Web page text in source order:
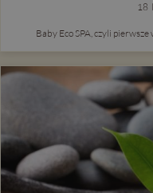
18
Baby Eco SPA, czyli